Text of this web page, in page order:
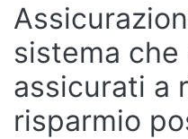
sistema
assicurati a
risparmio